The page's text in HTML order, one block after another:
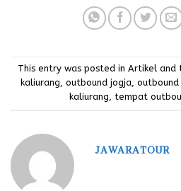
This entry was posted in Artikeland
kaliurang outbound jogja, outbound
kaliurang
tempat
JAWARATOUR